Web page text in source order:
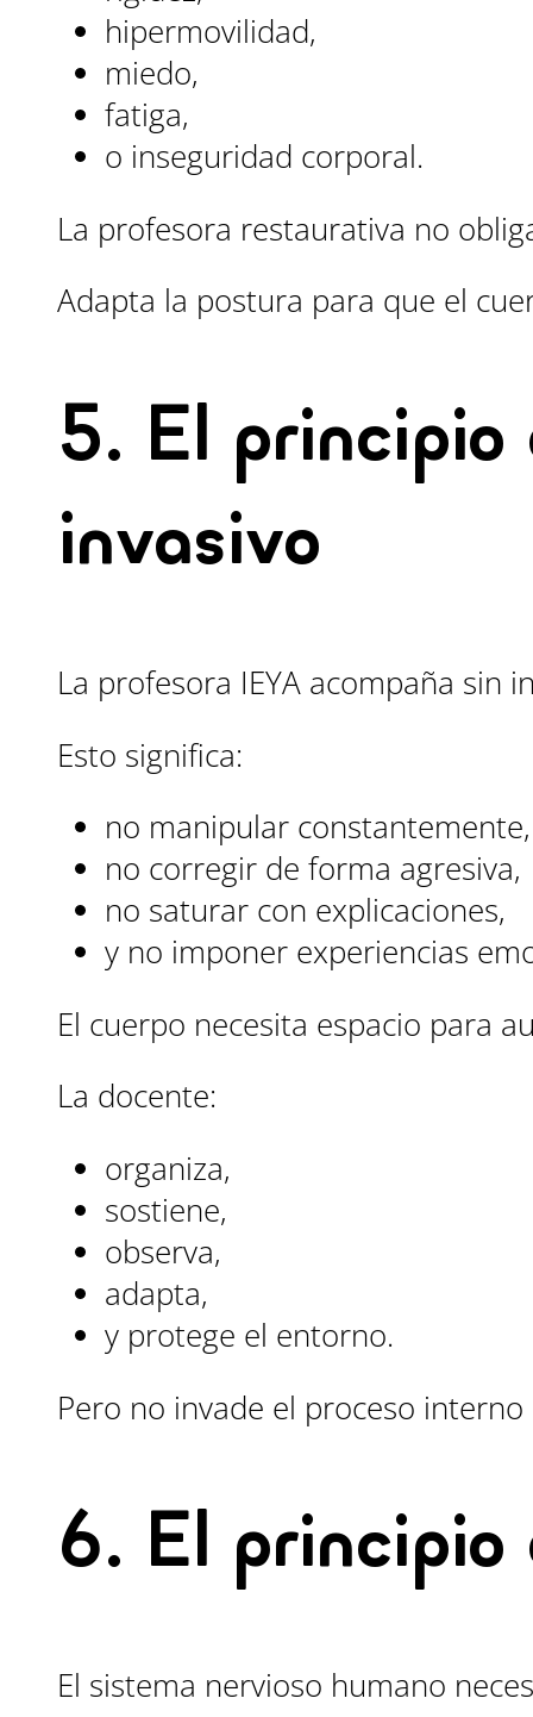
hipermovilidad,
miedo,
fatiga,
o inseguridad corporal.
La profesora restaurativa no
Adapta la postura para que el
5. El principio
invasivo
La profesora IEYA acompaña sin
Esto significa:
no manipular constantemente,
no corregir de forma agresiva,
no saturar con explicaciones,
y no imponer experiencias
El cuerpo necesita espacio para
La docente:
organiza,
sostiene,
observa,
adapta,
y protege el entorno.
Pero no invade el proceso
6. El principio
El sistema nervioso humano